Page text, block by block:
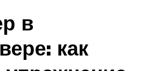
в
как